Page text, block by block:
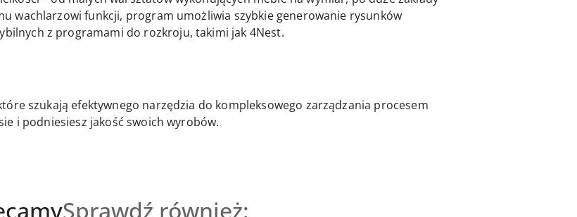
wachlarzowi funkcji, program umożliwia szybkie generowanie rysunków
z programami do rozkroju, takimi jak 4Nest.
szukają efektywnego narzędzia do kompleksowego zarządzania procesem
i podniesiesz jakość swoich wyrobów.
Produkty
Sprawdź również: